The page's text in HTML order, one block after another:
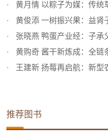
黄月情 以粽子为媒：传统
黄俊添 一树振兴果：益肾
张晓燕 鸭蛋产业经：子承
黄购奇 酱干新炼成：全链
王建新 扬莓再启航：新型
推荐图书